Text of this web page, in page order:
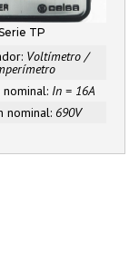
TP
Voltímetro /
In = 16A
nominal: 690V